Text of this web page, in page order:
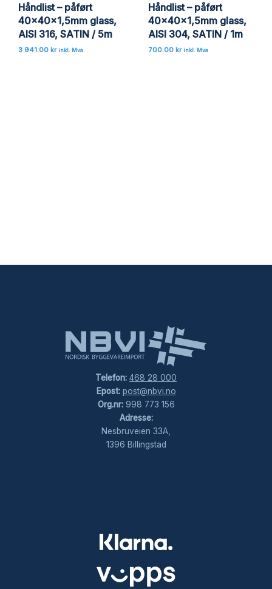
Håndlist – påført
40x40x1,5mm glass,
AISI 316, SATIN / 5m
3 941.00 kr inkl. Mva
Håndlist – påført
40x40x1,5mm glass,
AISI 304, SATIN / 1m
700.00 kr inkl. Mva
Telefon: 468 28 000
Epost: post@nbvi.no
Org.nr:998 773 156
Adresse:
Nesbruveien 33A,
1396 Billingstad